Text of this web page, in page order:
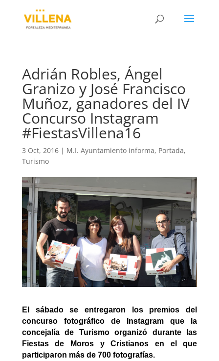
Adrián Robles, Ángel
Granizo y José Francisco
Muñoz, ganadores del IV
Concurso Instagram
#FiestasVillena16
3 Oct, 2016| M.I. Ayuntamiento informa, Portada,
Turismo
El sábado se entregaron los premios del
concurso fotográfico de Instagram que la
concejalía de Turismo organizó durante las
Fiestas de Moros y Cristianos en el que
participaron más de 700 fotografías.